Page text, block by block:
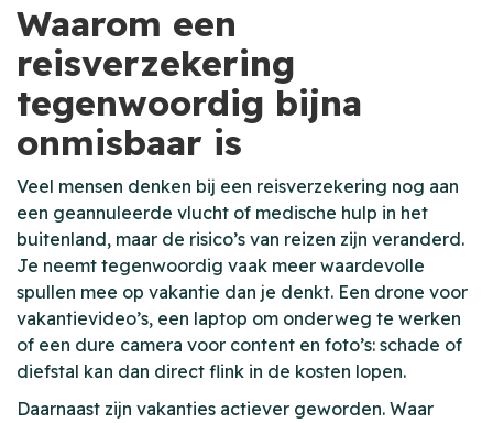
Waarom een
reisverzekering
tegenwoordig bijna
onmisbaar is
Veel mensen denken bij een reisverzekering nog aan
een geannuleerde vlucht of medische hulp in het
buitenland, maar de risico’s van reizen zijn veranderd.
Je neemt tegenwoordig vaak meer waardevolle
spullen mee op vakantie dan je denkt. Een drone voor
vakantievideo’s, een laptop om onderweg te werken
of een dure camera voor content en foto’s: schade of
diefstal kan dan direct flink in de kosten lopen.
Daarnaast zijn vakanties actiever geworden. Waar